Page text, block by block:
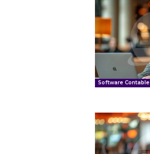
Software Contable